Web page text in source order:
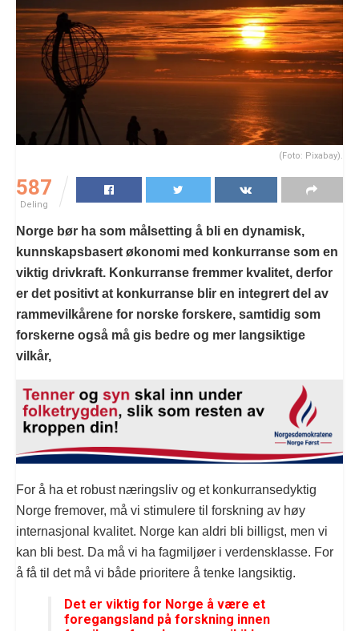
(Foto: Pixabay).
587
Deling
Norge bør ha som målsetting å bli en dynamisk,
kunnskapsbasert økonomi med konkurranse som en
viktig drivkraft. Konkurranse fremmer kvalitet, derfor
er det positivt at konkurranse blir en integrert del av
rammevilkårene for norske forskere, samtidig som
forskerne også må gis bedre og mer langsiktige
vilkår,
For å ha et robust næringsliv og et konkurransedyktig
Norge fremover, må vi stimulere til forskning av høy
internasjonal kvalitet. Norge kan aldri bli billigst, men vi
kan bli best. Da må vi ha fagmiljøer i verdensklasse. For
å få til det må vi både prioritere å tenke langsiktig.
Det er viktig for Norge å være et
foregangsland på forskning innen